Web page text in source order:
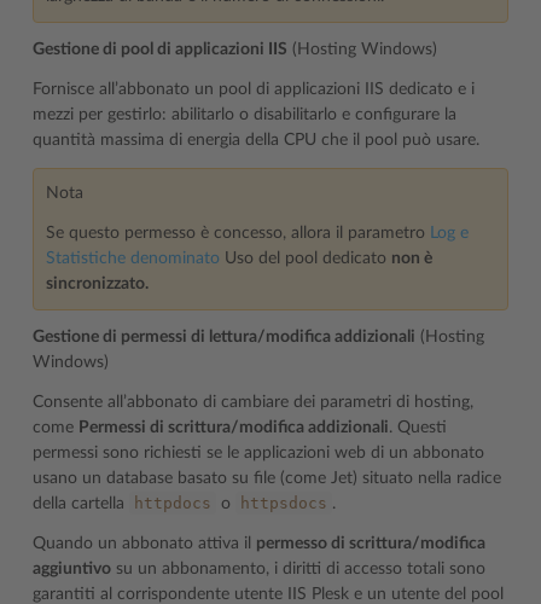
Gestione di pool di applicazioni IIS (Hosting Windows)
Fornisce all’abbonato un pool di applicazioni IIS dedicato e i
mezzi per gestirlo: abilitarlo o disabilitarlo e configurare la
quantità massima di energia della CPU che il pool può usare.
Nota
Se questo permesso è concesso, allora il parametro Log e
Statistiche denominato Uso del pool dedicato non è
sincronizzato.
Gestione di permessi di lettura/modifica addizionali (Hosting
Windows)
Consente all’abbonato di cambiare dei parametri di hosting,
come Permessi di scrittura/modifica addizionali. Questi
permessi sono richiesti se le applicazioni web di un abbonato
usano un database basato su file (come Jet) situato nella radice
della cartella
httpdocs o httpsdocs .
Quando un abbonato attiva il permesso di scrittura/modifica
aggiuntivo su un abbonamento, i diritti di accesso totali sono
garantiti al corrispondente utente IIS Plesk e un utente del pool